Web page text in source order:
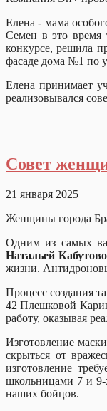
Елена - мама
Семен в это время
конкурсе, решила
фасаде дома №1
Елена принимает
реализовывался
Совет
21 января 2025
Женщины города
Одним из самых
Натальей
жизни.
Процесс создания
42 Плешковой
работу, оказывая
Изготовление
скрыться от
изготовление
школьницами 7 и 9-
наших бойцов.